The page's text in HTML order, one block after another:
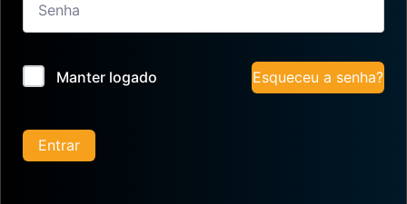
Manter logado Esqueceu a senha?
Entrar